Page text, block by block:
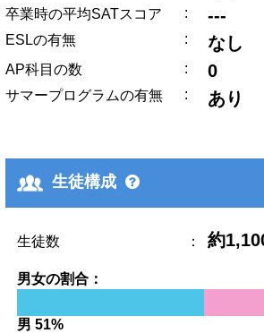
卒業時の平均SATスコア : ---
ESLの有無 : なし
AP科目の数 : 0
サマープログラムの有無 : あり
生徒構成
生徒数 ： 約
男女の割合：
男 51%